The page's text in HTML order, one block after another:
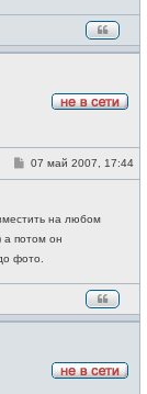
е
т
С
щ
н
и
07 май 2007, 17:44
на любом
а потом он
фото.